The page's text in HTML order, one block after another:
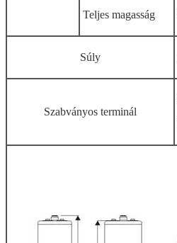
Teljes magasság
Súly
Szabványos terminál